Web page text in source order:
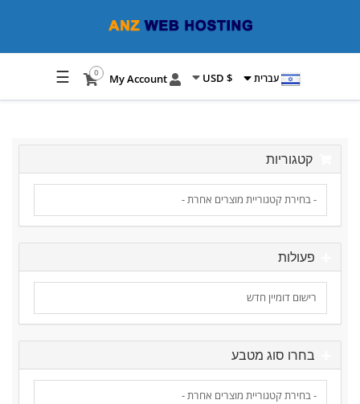
עברית $ USD
0
☰
קטגוריות
פעולות
בחרו סוג מטבע